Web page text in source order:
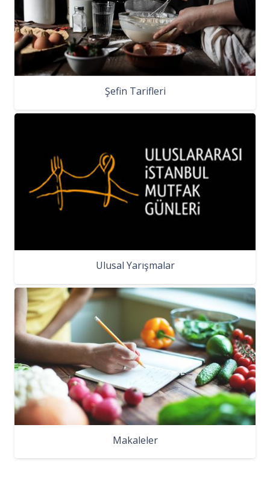
Şefin Tarifleri
Ulusal Yarışmalar
Makaleler